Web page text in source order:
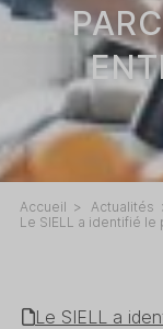
Accueil
Actualités
Le SIELL a identifié
Le SIELL a